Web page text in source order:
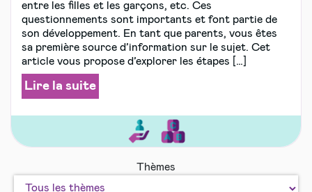
entre les filles et les garçons, etc. Ces
questionnements sont importants et font partie de
son développement. En tant que parents, vous êtes
sa première source d’information sur le sujet. Cet
article vous propose d’explorer les étapes […]
Lire la suite
motricité
Thèmes